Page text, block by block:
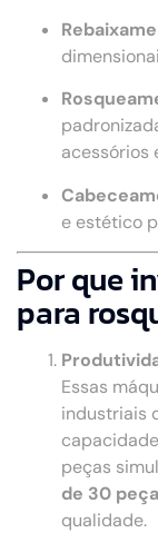
acessórios
e estético
Por que
para
Essas
industriais
peças
de 30
qualidade.